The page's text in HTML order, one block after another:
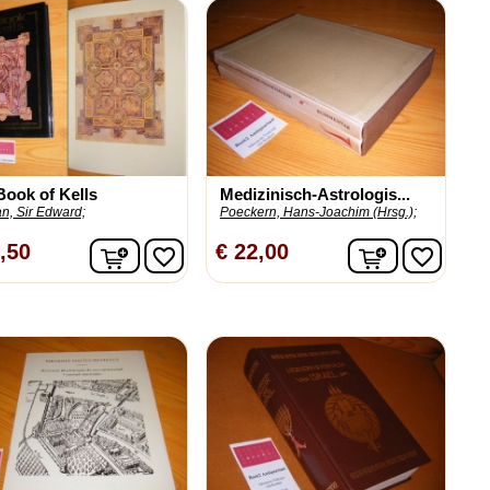
of Kells
Sir Edward;
In winkelwagen
favorite_border
Medizinisch-Astrologis...
Poeckern, Hans-Joachim (Hrsg.);
€ 22,00 Infavorite_border